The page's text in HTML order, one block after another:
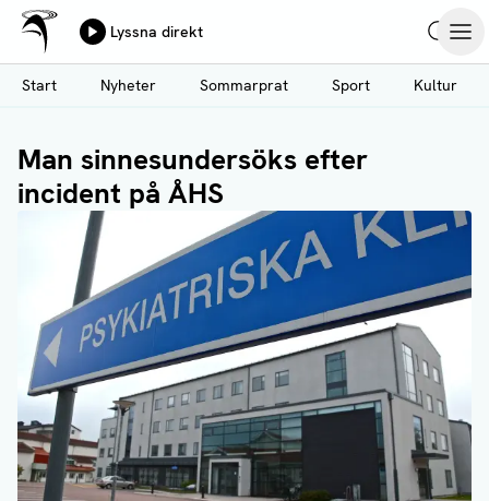
Hoppa
till
huvudinnehåll
Ålands Radio & TV
Lyssna direkt
Start
Nyheter Sommarprat Sport Kultur
Man sinnesundersöks efter
incident på ÅHS